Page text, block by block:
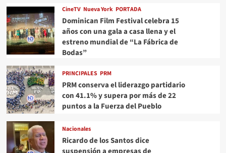
CineTV Nueva York PORTADA
Dominican Film Festival celebra 15
años con una gala a casa llena y el
estreno mundial de “La Fábrica de
Bodas”
PRINCIPALES PRM
PRM conserva el liderazgo partidario
con 41.1% y supera por más de 22
puntos a la Fuerza del Pueblo
Nacionales
Ricardo de los Santos dice